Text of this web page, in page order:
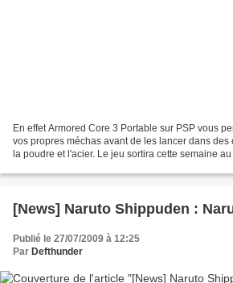
En effet Armored Core 3 Portable sur PSP vous
vos propres méchas avant de les lancer dans des
la poudre et l'acier. Le jeu sortira cette semaine
[News] Naruto Shippuden :
Publié le 27/07/2009 à 12:25
Par Defthunder